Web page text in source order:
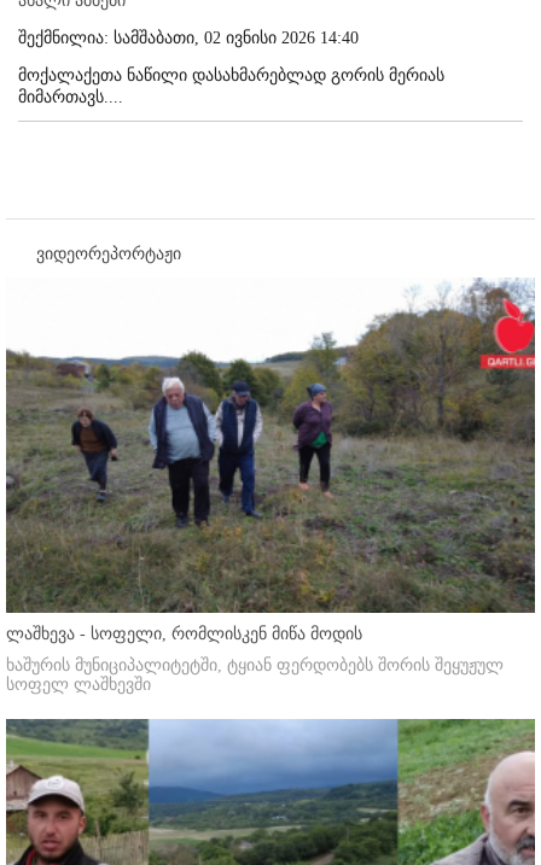
შექმნილია: სამშაბათი, 02 ივნისი 2026 14:40
მოქალაქეთა ნაწილი დასახმარებლად გორის მერიას
მიმართავს....
ვიდეორეპორტაჟი
ლაშხევა - სოფელი, რომლისკენ მიწა მოდის
ხაშურის მუნიციპალიტეტში, ტყიან ფერდობებს შორის შეყუჟულ
სოფელ ლაშხევში